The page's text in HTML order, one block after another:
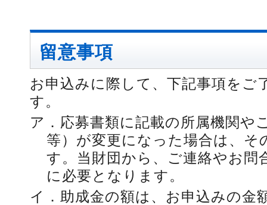
留意事項
お申込みに際して、下記事項をご
す。
ア． 応募書類に記載の所属機関や
等）が変更になった場合は、
す。当財団から、ご連絡やお
に必要となります。
イ． 助成金の額は、お申込みの金